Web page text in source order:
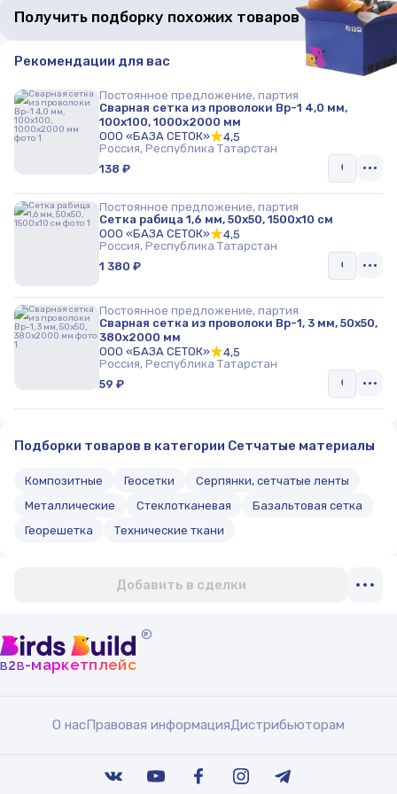
Получить подборку похожих товаров
Рекомендации для вас
Постоянное предложение, партия
Сварная сетка из проволоки Вр-1 4,0 мм,
100x100, 1000x2000 мм
ООО «БАЗА СЕТОК»
4,5
Россия, Республика Татарстан
138 ₽
Постоянное предложение, партия
Сетка рабица 1,6 мм, 50х50, 1500х10 см
ООО «БАЗА СЕТОК»
4,5
Россия, Республика Татарстан
1 380 ₽
Постоянное предложение, партия
Сварная сетка из проволоки Вр-1, 3 мм, 50x50,
380x2000 мм
ООО «БАЗА СЕТОК»
4,5
Россия, Республика Татарстан
59 ₽
Подборки товаров в категории Сетчатые материалы
Композитные Геосетки
Серпянки, сетчатые ленты
Металлические
Стеклотканевая
Базальтовая сетка
Георешетка
Технические ткани
Добавить в сделки
®
b2b-маркетплейс
О насПравовая информацияДистрибьюторам